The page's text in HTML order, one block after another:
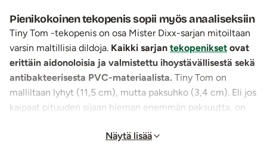
Pienikokoinen tekopenis sopii myös anaaliseksiin
Tiny Tom -tekopenis on osa Mister Dixx-sarjan mitoiltaan
varsin maltillisia dildoja. Kaikki sarjan tekopenikset ovat
erittäin aidonoloisia ja valmistettu ihoystävällisestä sekä
antibakteerisesta PVC-materiaalista. Tiny Tom on
malliltaan lyhyt (11,5 cm), mutta paksuhko (3,4 cm). Eli jos
kaipaat pituuden sijaan hieman enemmän paksuutta, on
Tiny Tom -tekopenis onerinomainen valinta myös
Näytä lisää